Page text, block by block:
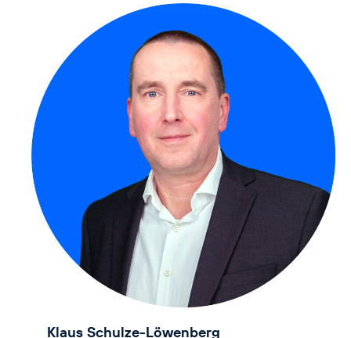
Klaus Schulze-Löwenberg